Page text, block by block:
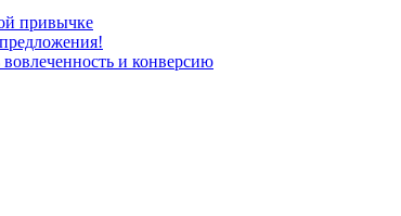
привычке
и конверсию